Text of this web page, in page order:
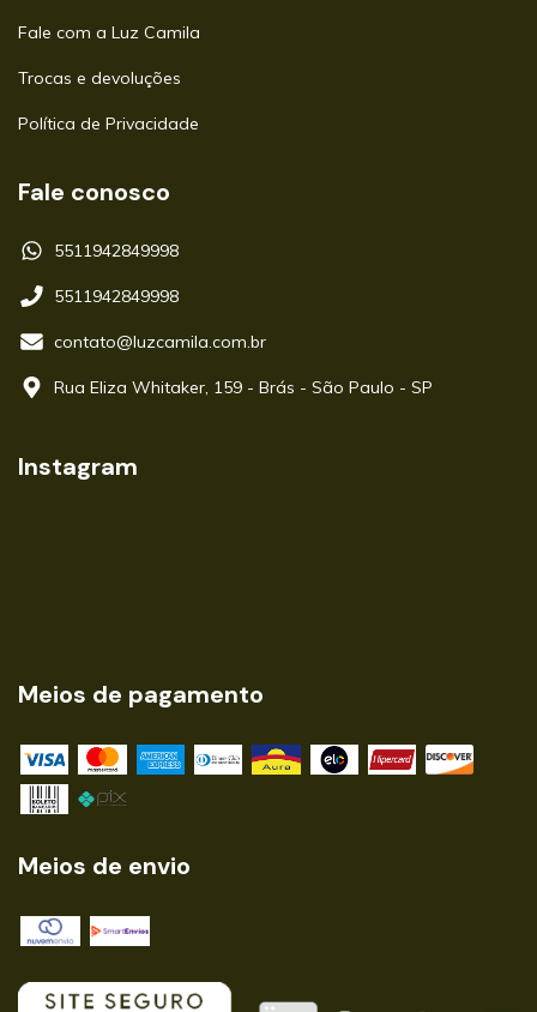
Fale com a Luz Camila
Trocas e devoluções
Política de Privacidade
Fale conosco
5511942849998
5511942849998
contato@luzcamila.com.br
Rua Eliza Whitaker, 159 - Brás - São Paulo - SP
Instagram
Meios de pagamento
Meios de envio